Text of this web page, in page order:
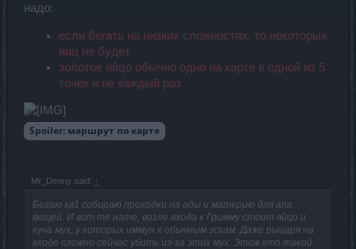
надо:
если бегать на низких сложностях, то некоторых
яиц не будет
золотое яйцо обычно одно на карте в одной из 5
точек и не каждый раз
Spoiler: маршрут по карте
Mr_Denny said: ↑
Бегаю кв1 собираю проходки на ады и материю для апа
вещей. И вот те нате, возле входа к Гримму стоит яйцо и
куча мух, у которых иммун к обычным эскам. Даже рыцаря на
входе сложно сейчас убить из-за этих мух. Этож кто такой